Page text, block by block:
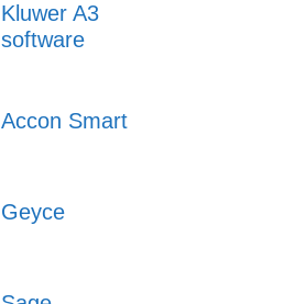
Kluwer A3
software
Accon Smart
Geyce